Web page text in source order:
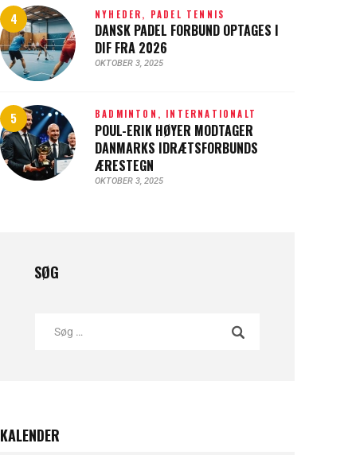
NYHEDER, PADEL TENNIS
DANSK PADEL FORBUND OPTAGES I
DIF FRA 2026
OKTOBER 3, 2025
BADMINTON, INTERNATIONALT
POUL-ERIK HØYER MODTAGER
DANMARKS IDRÆTSFORBUNDS
ÆRESTEGN
OKTOBER 3, 2025
SØG
KALENDER